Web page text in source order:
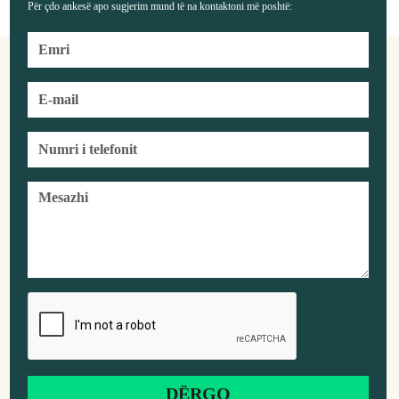
Për çdo ankesë apo sugjerim mund të na kontaktoni më poshtë: